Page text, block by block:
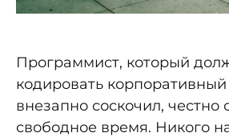
Программист, который
кодировать корпоративный
внезапно соскочил, честно
свободное время. Никого